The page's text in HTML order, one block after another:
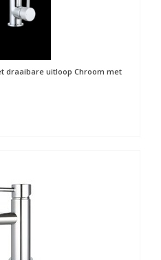
draaibare uitloop Chroom met